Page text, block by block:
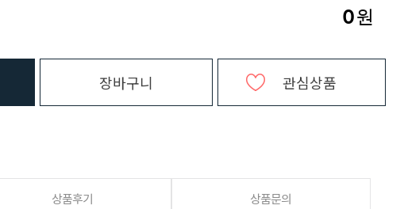
0원
장바구니 관심상품
상품후기 상품문의